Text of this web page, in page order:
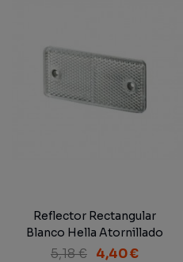
Reflector Rectangular
Blanco Hella Atornillado
94x44 mm
5,18 € 4,40 €